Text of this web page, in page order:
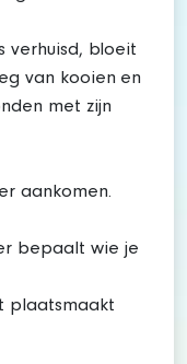
verhuisd, bloeit
van kooien en
met zijn
aankomen.
bepaalt wie je
plaatsmaakt